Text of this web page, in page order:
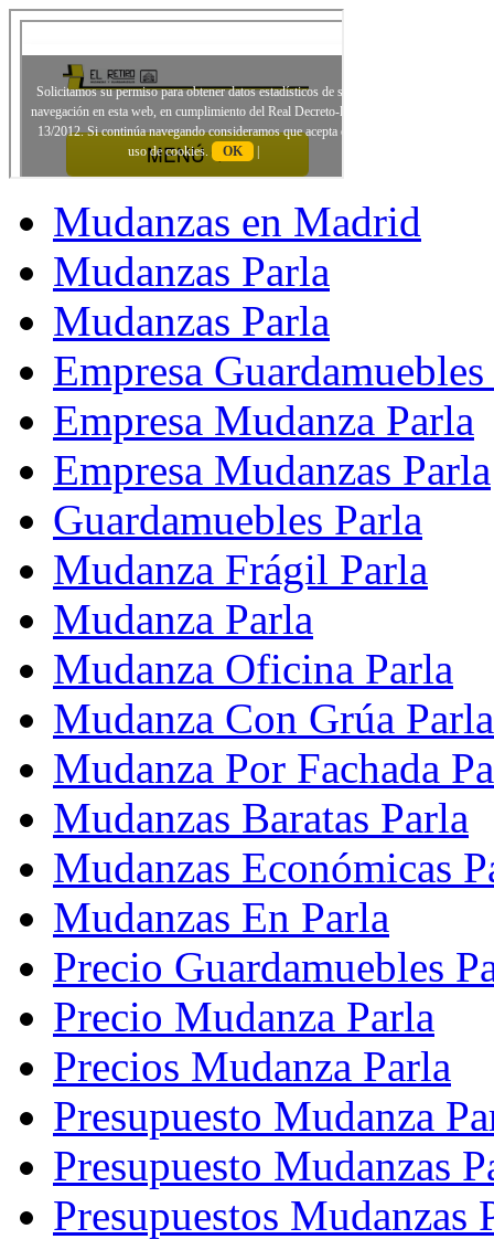
Mudanzas en Madrid
Mudanzas Parla
Mudanzas Parla
Empresa
Empresa Mudanza Parla
Empresa Mudanzas Parla
Guardamuebles Parla
Mudanza Frágil Parla
Mudanza Parla
Mudanza Oficina Parla
Mudanza Con Grúa Parla
Mudanza Por Fachada
Mudanzas Baratas Parla
Mudanzas Económicas
Mudanzas En Parla
Precio Guardamuebles
Precio Mudanza Parla
Precios Mudanza Parla
Presupuesto Mudanza
Presupuesto Mudanzas
Presupuestos Mudanzas